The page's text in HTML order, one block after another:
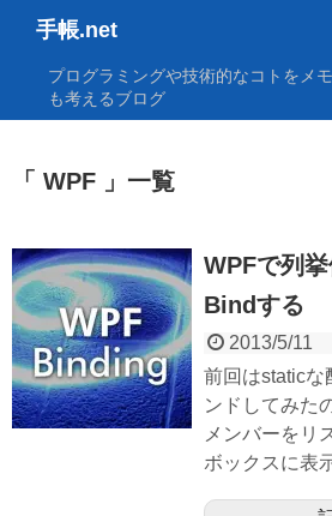
手帳.net
プログラミングや技術的なコトをメ
も考えるブログ
WPF 一覧
WPFで列
Bindする
2013/5/11
前回はstaticな
ンドしてみた
メンバーをリ
ボックスに表